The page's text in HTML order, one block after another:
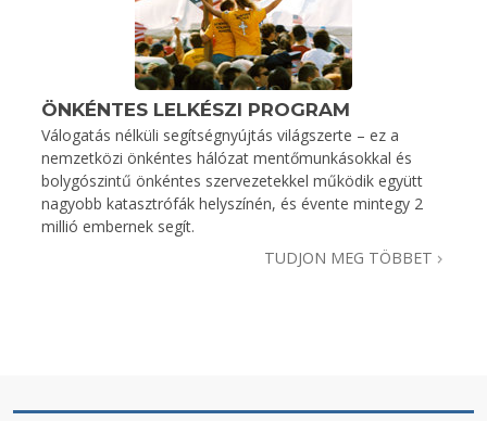
ÖNKÉNTES LELKÉSZI PROGRAM
Válogatás nélküli segítségnyújtás világszerte – ez a
nemzetközi önkéntes hálózat mentőmunkásokkal és
bolygószintű önkéntes szervezetekkel működik együtt
nagyobb katasztrófák helyszínén, és évente mintegy 2
millió embernek segít.
TUDJON MEG TÖBBET